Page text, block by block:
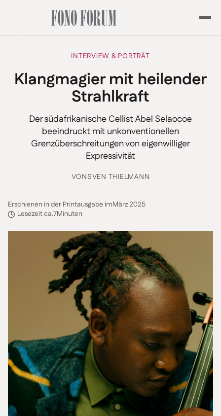
INTERVIEW & PORTRÄT
Klangmagier mit heilender
Strahlkraft
Der südafrikanische Cellist Abel Selaocoe
beeindruckt mit unkonventionellen
Grenzüberschreitungen von eigenwilliger
Expressivität
VONSVEN THIELMANN
Erschienen in der Printausgabe imMärz 2025
Lesezeit ca.7Minuten